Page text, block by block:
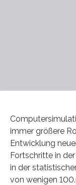
immer größere
Entwicklung
Fortschritte in
in der
von wenigen